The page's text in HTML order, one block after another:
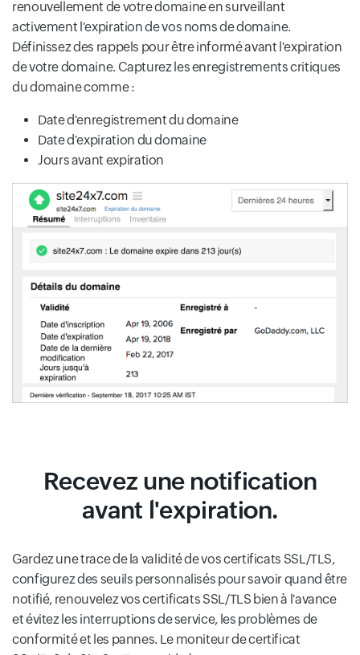
renouvellement de votre domaine en surveillant
activement l'expiration de vos noms de domaine.
Définissez des rappels pour être informé avant l'expiration
de votre domaine. Capturez les enregistrements critiques
du domaine comme :
Date d'enregistrement du domaine
Date d'expiration du domaine
Jours avant expiration
Recevez une notification
avant l'expiration.
Gardez une trace de la validité de vos certificats SSL/TLS,
configurez des seuils personnalisés pour savoir quand être
notifié, renouvelez vos certificats SSL/TLS bien à l'avance
et évitez les interruptions de service, les problèmes de
conformité et les pannes. Le moniteur de certificat